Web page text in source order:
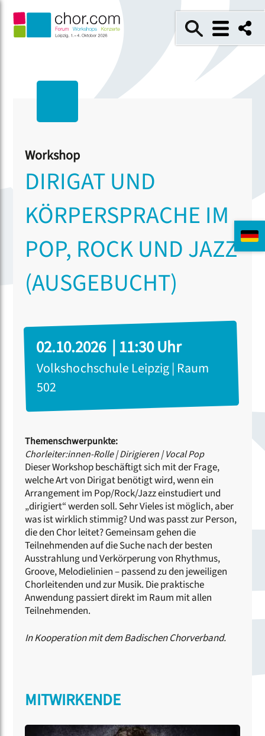
Workshop
DIRIGAT UND
KÖRPERSPRACHE IM
POP, ROCK UND JAZZ
(AUSGEBUCHT)
02.10.2026 | 11:30 Uhr
Volkshochschule Leipzig | Raum
502
Themenschwerpunkte:
Chorleiter:innen-Rolle|Dirigieren|Vocal Pop
Dieser Workshop beschäftigt sich mit der Frage,
welche Art von Dirigat benötigt wird, wenn ein
Arrangement im Pop/Rock/Jazz einstudiert und
„dirigiert“ werden soll. Sehr Vieles ist möglich, aber
was ist wirklich stimmig? Und was passt zur Person,
die den Chor leitet? Gemeinsam gehen die
Teilnehmenden auf die Suche nach der besten
Ausstrahlung und Verkörperung von Rhythmus,
Groove, Melodielinien – passend zu den jeweiligen
Chorleitenden und zur Musik. Die praktische
Anwendung passiert direkt im Raum mit allen
Teilnehmenden.
In Kooperation mit dem Badischen Chorverband.
MITWIRKENDE